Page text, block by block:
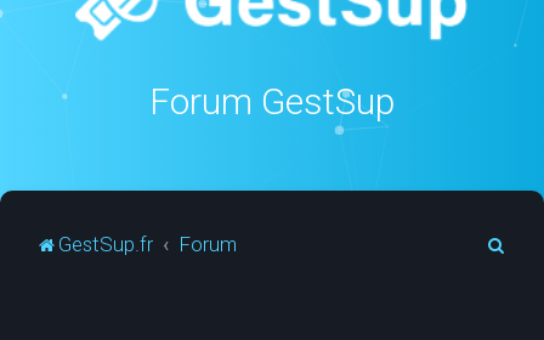
Forum GestSup
GestSup.fr Forum